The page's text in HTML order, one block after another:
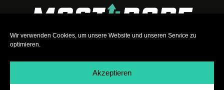
Wir verwenden Cookies, um unsere Website und unseren Service zu
optimieren.
Akzeptieren